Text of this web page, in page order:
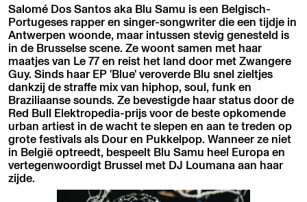
Salomé Dos Santos aka Blu Samu is een Belgisch-
Portugeses rapper en singer-songwriter die een tijdje in
Antwerpen woonde, maar intussen stevig genesteld is
in de Brusselse scene. Ze woont samen met haar
maatjes van Le 77 en reist het land door met Zwangere
Guy. Sinds haar EP 'Blue' veroverde Blu snel zieltjes
dankzij de straffe mix van hiphop, soul, funk en
Braziliaanse sounds. Ze bevestigde haar status door de
Red Bull Elektropedia-prijs voor de beste opkomende
urban artiest in de wacht te slepen en aan te treden op
grote festivals als Dour en Pukkelpop. Wanneer ze niet
in België optreedt, bespeelt Blu Samu heel Europa en
vertegenwoordigt Brussel met DJ Loumana aan haar
zijde.